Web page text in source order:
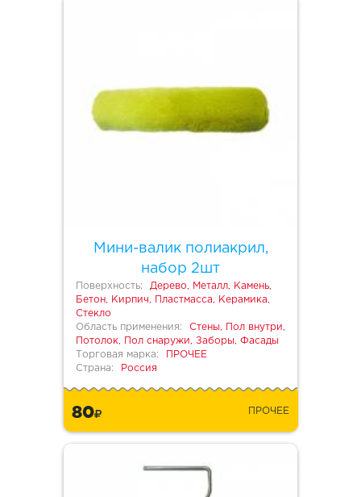
Мини-валик полиакрил,
набор 2шт
Поверхность:
Дерево, Металл, Камень,
Бетон, Кирпич, Пластмасса, Керамика,
Стекло
Область применения:
Стены, Пол внутри,
Потолок, Пол снаружи, Заборы, Фасады
Торговая марка:
ПРОЧЕЕ
Страна:
Россия
80 ПРОЧЕЕ